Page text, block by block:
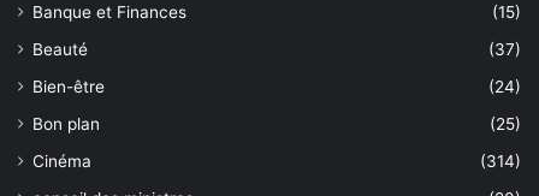
Banque et Finances
(15)
Beauté
(37)
Bien-être
(24)
Bon plan
(25)
Cinéma
(314)